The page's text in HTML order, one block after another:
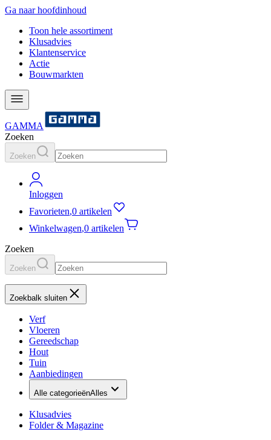
Ga naar hoofdinhoud
Toon hele assortiment
Klusadvies
Klantenservice
Actie
Bouwmarkten
GAMMA
Zoeken
Zoeken
Inloggen
Favorieten,0 artikelen
Winkelwagen,0 artikelen
Zoeken
Zoeken
Zoekbalk sluiten
Verf
Vloeren
Gereedschap
Hout
Tuin
Aanbiedingen
Alle categorieënAlles
Klusadvies
Folder & Magazine